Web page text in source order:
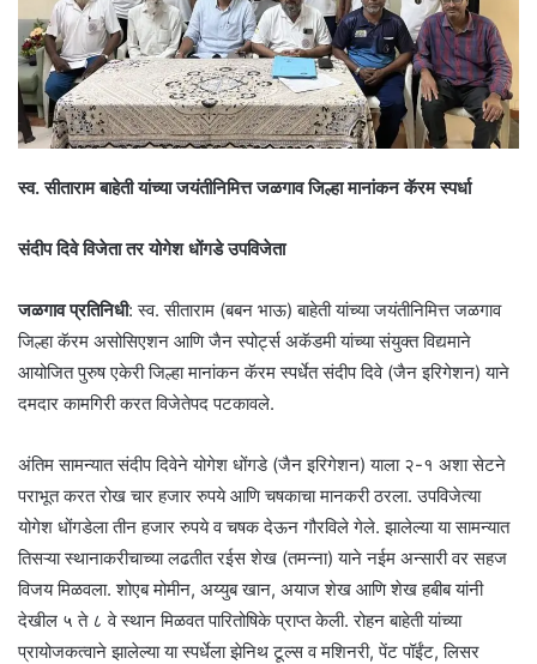
स्व. सीताराम बाहेती यांच्या जयंतीनिमित्त जळगाव जिल्हा मानांकन कॅरम स्पर्धा
संदीप दिवे विजेता तर योगेश धोंगडे उपविजेता
जळगाव प्रतिनिधी: स्व. सीताराम (बबन भाऊ) बाहेती यांच्या जयंतीनिमित्त जळगाव
जिल्हा कॅरम असोसिएशन आणि जैन स्पोर्ट्स अकॅडमी यांच्या संयुक्त विद्यमाने
आयोजित पुरुष एकेरी जिल्हा मानांकन कॅरम स्पर्धेत संदीप दिवे (जैन इरिगेशन) याने
दमदार कामगिरी करत विजेतेपद पटकावले.
अंतिम सामन्यात संदीप दिवेने योगेश धोंगडे (जैन इरिगेशन) याला २-१ अशा सेटने
पराभूत करत रोख चार हजार रुपये आणि चषकाचा मानकरी ठरला. उपविजेत्या
योगेश धोंगडेला तीन हजार रुपये व चषक देऊन गौरविले गेले. झालेल्या या सामन्यात
तिसऱ्या स्थानाकरीचाच्या लढतीत रईस शेख (तमन्ना) याने नईम अन्सारी वर सहज
विजय मिळवला. शोएब मोमीन, अय्युब खान, अयाज शेख आणि शेख हबीब यांनी
देखील ५ ते ८ वे स्थान मिळवत पारितोषिके प्राप्त केली. रोहन बाहेती यांच्या
प्रायोजकत्वाने झालेल्या या स्पर्धेला झेनिथ टूल्स व मशिनरी, पेंट पॉईंट, लिसर